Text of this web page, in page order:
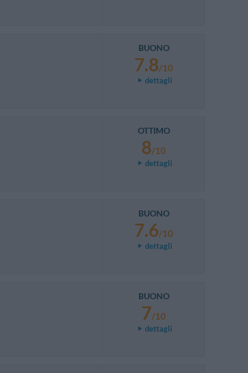
BUONO
7.8/10
dettagli
OTTIMO
8/10
dettagli
BUONO
7.6/10
dettagli
BUONO
7/10
dettagli